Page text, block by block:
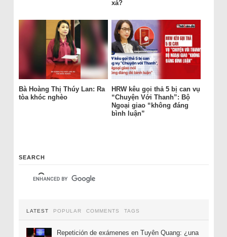
xá?
Bà Hoàng Thị Thúy Lan: Ra
tòa khóc nghèo
HRW kêu gọi thả 5 bị can vụ
“Chuyện Với Thanh”: Bộ
Ngoại giao “không đáng
bình luận”
SEARCH
LATEST POPULAR COMMENTS TAGS
Repetición de exámenes en Tuyên Quang: ¿una